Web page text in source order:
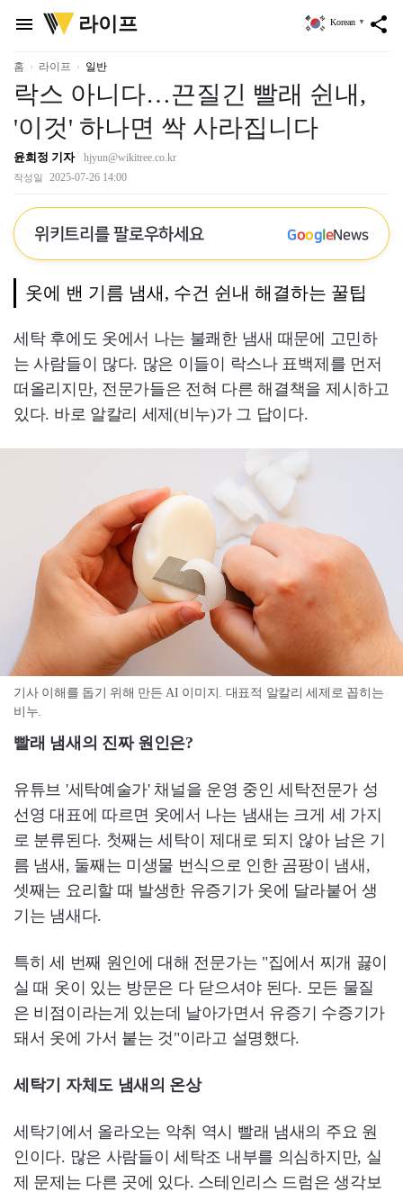
menu
위
키
리
라이프 share
Korean ▼
홈 라이프 일반
락스 아니다…끈질긴 빨래 쉰내,
'이것' 하나면 싹 사라집니다
윤희정 기자 hjyun@wikitree.co.kr
작성일 2025-07-26 14:00
위키트리를 팔로우하세요 GoogleNews
옷에 밴 기름 냄새, 수건 쉰내 해결하는 꿀팁
세탁 후에도 옷에서 나는 불쾌한 냄새 때문에 고민하
는 사람들이 많다. 많은 이들이 락스나 표백제를 먼저
떠올리지만, 전문가들은 전혀 다른 해결책을 제시하고
있다. 바로 알칼리 세제(비누)가 그 답이다.
기사 이해를 돕기 위해 만든 AI 이미지. 대표적 알칼리 세제로 꼽히는
비누.
빨래 냄새의 진짜 원인은?
유튜브 '세탁예술가' 채널을 운영 중인 세탁전문가 성
선영 대표에 따르면 옷에서 나는 냄새는 크게 세 가지
로 분류된다. 첫째는 세탁이 제대로 되지 않아 남은 기
름 냄새, 둘째는 미생물 번식으로 인한 곰팡이 냄새,
셋째는 요리할 때 발생한 유증기가 옷에 달라붙어 생
기는 냄새다.
특히 세 번째 원인에 대해 전문가는 "집에서 찌개 끓이
실 때 옷이 있는 방문은 다 닫으셔야 된다. 모든 물질
은 비점이라는게 있는데 날아가면서 유증기 수증기가
돼서 옷에 가서 붙는 것"이라고 설명했다.
세탁기 자체도 냄새의 온상
세탁기에서 올라오는 악취 역시 빨래 냄새의 주요 원
인이다. 많은 사람들이 세탁조 내부를 의심하지만, 실
제 문제는 다른 곳에 있다. 스테인리스 드럼은 생각보